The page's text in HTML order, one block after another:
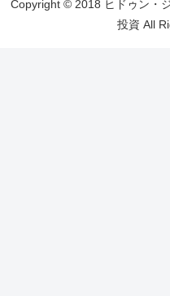
Copyright © 2018 ヒドゥン・
投資 All